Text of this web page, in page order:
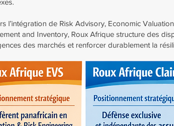
l’intégration de Risk Advisory, Economic
and Inventory, Roux Afrique structure des
des marchés et renforcer durablement la